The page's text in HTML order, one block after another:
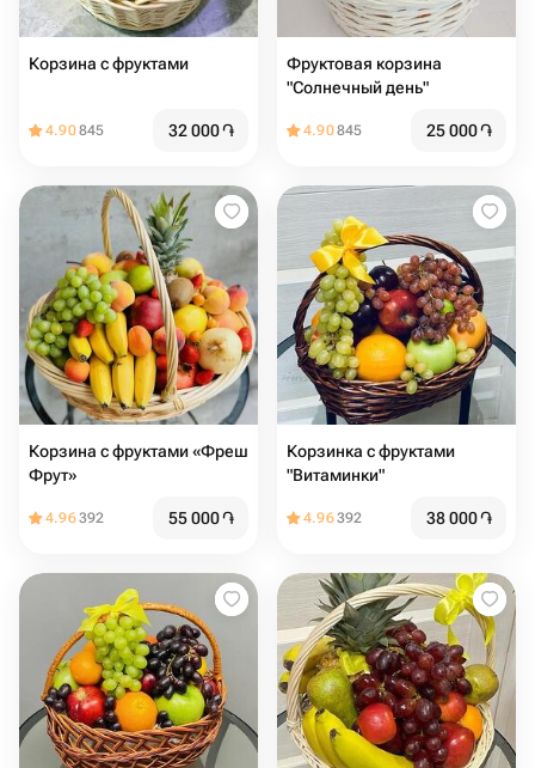
Корзина с фруктами
4.90845 32 000֏
Фруктовая корзина
"Солнечный день"
4.90845 25 000֏
Корзина с фруктами «Фреш
Фрут»
4.96392 55 000֏
Корзинка с фруктами
"Витаминки"
4.96392 38 000֏